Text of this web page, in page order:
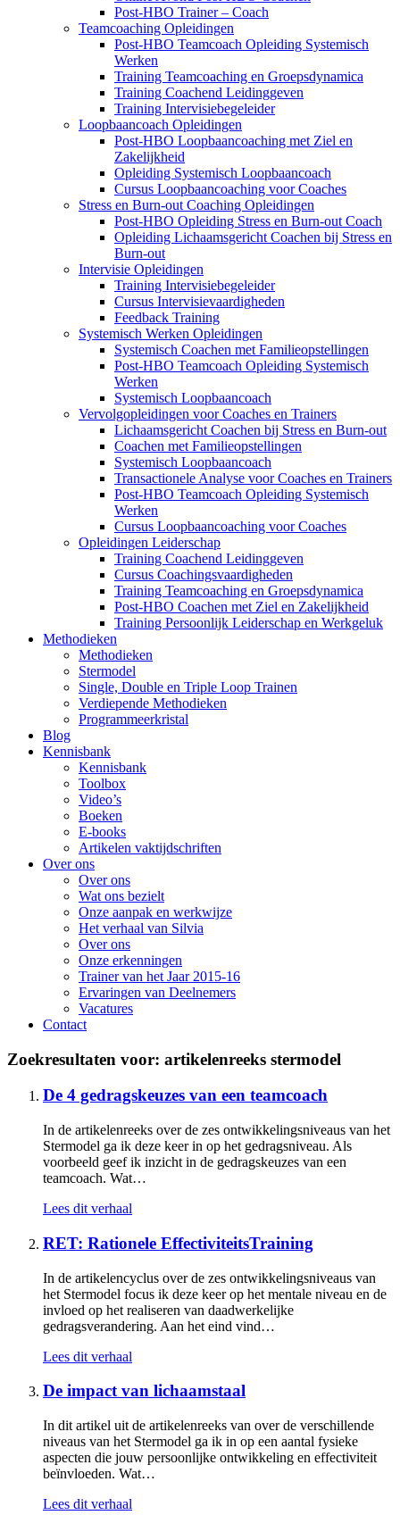
Post-HBO Trainer – Coach
Teamcoaching Opleidingen
Post-HBO Teamcoach Opleiding Systemisch
Werken
Training Teamcoaching en Groepsdynamica
Training Coachend Leidinggeven
Training Intervisiebegeleider
Loopbaancoach Opleidingen
Post-HBO Loopbaancoaching met Ziel en
Zakelijkheid
Opleiding Systemisch Loopbaancoach
Cursus Loopbaancoaching voor Coaches
Stress en Burn-out Coaching Opleidingen
Post-HBO Opleiding Stress en Burn-out Coach
Opleiding Lichaamsgericht Coachen bij Stress en
Burn-out
Intervisie Opleidingen
Training Intervisiebegeleider
Cursus Intervisievaardigheden
Feedback Training
Systemisch Werken Opleidingen
Systemisch Coachen met Familieopstellingen
Post-HBO Teamcoach Opleiding Systemisch
Werken
Systemisch Loopbaancoach
Vervolgopleidingen voor Coaches en Trainers
Lichaamsgericht Coachen bij Stress en Burn-out
Coachen met Familieopstellingen
Systemisch Loopbaancoach
Transactionele Analyse voor Coaches en Trainers
Post-HBO Teamcoach Opleiding Systemisch
Werken
Cursus Loopbaancoaching voor Coaches
Opleidingen Leiderschap
Training Coachend Leidinggeven
Cursus Coachingsvaardigheden
Training Teamcoaching en Groepsdynamica
Post-HBO Coachen met Ziel en Zakelijkheid
Training Persoonlijk Leiderschap en Werkgeluk
Methodieken
Methodieken
Stermodel
Single, Double en Triple Loop Trainen
Verdiepende Methodieken
Programmeerkristal
Blog
Kennisbank
Kennisbank
Toolbox
Video’s
Boeken
E-books
Artikelen vaktijdschriften
Over ons
Over ons
Wat ons bezielt
Onze aanpak en werkwijze
Het verhaal van Silvia
Over ons
Onze erkenningen
Trainer van het Jaar 2015-16
Ervaringen van Deelnemers
Vacatures
Contact
Zoekresultaten voor: artikelenreeks stermodel
De 4 gedragskeuzes van een teamcoach
In de artikelenreeks over de zes ontwikkelingsniveaus van het
Stermodel ga ik deze keer in op het gedragsniveau. Als
voorbeeld geef ik inzicht in de gedragskeuzes van een
teamcoach. Wat…
Lees dit verhaal
RET: Rationele EffectiviteitsTraining
In de artikelencyclus over de zes ontwikkelingsniveaus van
het Stermodel focus ik deze keer op het mentale niveau en de
invloed op het realiseren van daadwerkelijke
gedragsverandering. Aan het eind vind…
Lees dit verhaal
De impact van lichaamstaal
In dit artikel uit de artikelenreeks van over de verschillende
niveaus van het Stermodel ga ik in op een aantal fysieke
aspecten die jouw persoonlijke ontwikkeling en effectiviteit
beïnvloeden. Wat…
Lees dit verhaal